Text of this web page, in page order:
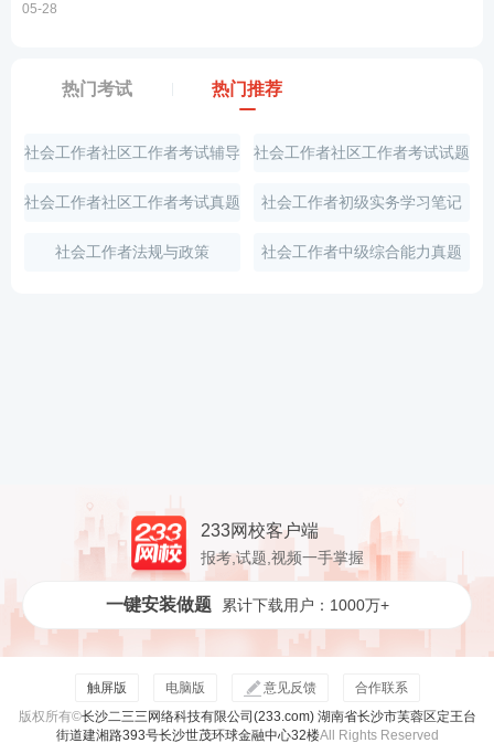
05-28
热门考试 热门推荐
社会工作者社区工作者考试辅导 社会工作者社区工作者考试试题
社会工作者社区工作者考试真题 社会工作者初级实务学习笔记
社会工作者法规与政策 社会工作者中级综合能力真题
233网校客户端
报考,试题,视频一手掌握
一键安装做题 累计下载用户：1000万+
触屏版 电脑版 意见反馈
合作联系
版权所有©长沙二三三网络科技有限公司(233.com) 湖南省长沙市芙蓉区定王台
街道建湘路393号长沙世茂环球金融中心32楼All Rights Reserved